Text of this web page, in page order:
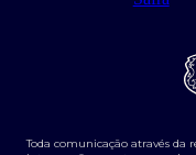
Tarifas e serviços
Transparência de
Toda comunicação através da